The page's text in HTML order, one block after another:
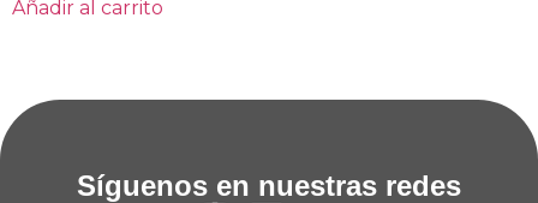
Añadir al carrito
Síguenos en nuestras redes